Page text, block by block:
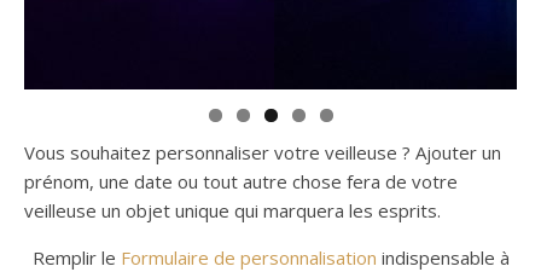
Vous souhaitez personnaliser votre veilleuse ? Ajouter un
prénom, une date ou tout autre chose fera de votre
veilleuse un objet unique qui marquera les esprits.
Remplir le Formulaire de personnalisation indispensable à